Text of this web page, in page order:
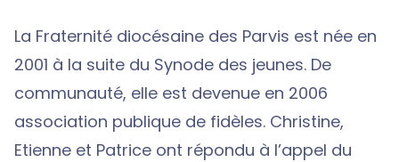
La Fraternité diocésaine des Parvis est née en
2001 à la suite du Synode des jeunes. De
communauté, elle est devenue en 2006
association publique de fidèles. Christine,
Etienne et Patrice ont répondu à l’appel du